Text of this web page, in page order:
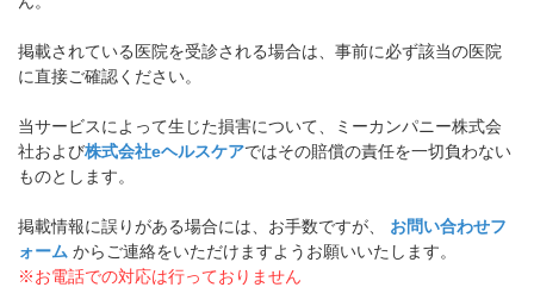
掲載されている医院を受診される場合は、事前に必ず該当の医院
に直接ご確認ください。
当サービスによって生じた損害について、ミーカンパニー株式会
社および株式会社eヘルスケアではその賠償の責任を一切負わない
ものとします。
掲載情報に誤りがある場合には、お手数ですが、 お問い合わせフ
ォーム からご連絡をいただけますようお願いいたします。
※お電話での対応は行っておりません